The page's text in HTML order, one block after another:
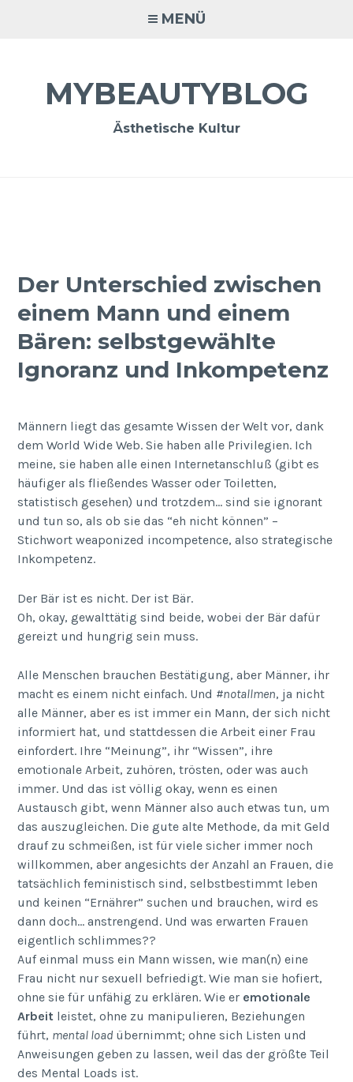
MENÜ
MYBEAUTYBLOG
Ästhetische Kultur
Der Unterschied zwischen
einem Mann und einem
Bären: selbstgewählte
Ignoranz und Inkompetenz
Männern liegt das gesamte Wissen der Welt vor, dank
dem World Wide Web. Sie haben alle Privilegien. Ich
meine, sie haben alle einen Internetanschluß (gibt es
häufiger als fließendes Wasser oder Toiletten,
statistisch gesehen) und trotzdem… sind sie ignorant
und tun so, als ob sie das “eh nicht können” –
Stichwort weaponized incompetence, also strategische
Inkompetenz.
Der Bär ist es nicht. Der ist Bär.
Oh, okay, gewalttätig sind beide, wobei der Bär dafür
gereizt und hungrig sein muss.
Alle Menschen brauchen Bestätigung, aber Männer, ihr
macht es einem nicht einfach. Und #notallmen, ja nicht
alle Männer, aber es ist immer ein Mann, der sich nicht
informiert hat, und stattdessen die Arbeit einer Frau
einfordert. Ihre “Meinung”, ihr “Wissen”, ihre
emotionale Arbeit, zuhören, trösten, oder was auch
immer. Und das ist völlig okay, wenn es einen
Austausch gibt, wenn Männer also auch etwas tun, um
das auszugleichen. Die gute alte Methode, da mit Geld
drauf zu schmeißen, ist für viele sicher immer noch
willkommen, aber angesichts der Anzahl an Frauen, die
tatsächlich feministisch sind, selbstbestimmt leben
und keinen “Ernährer” suchen und brauchen, wird es
dann doch… anstrengend. Und was erwarten Frauen
eigentlich schlimmes??
Auf einmal muss ein Mann wissen, wie man(n) eine
Frau nicht nur sexuell befriedigt. Wie man sie hofiert,
ohne sie für unfähig zu erklären. Wie er emotionale
Arbeit leistet, ohne zu manipulieren, Beziehungen
führt, mental load übernimmt; ohne sich Listen und
Anweisungen geben zu lassen, weil das der größte Teil
des Mental Loads ist.